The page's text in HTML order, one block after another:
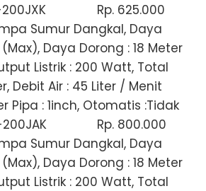
Rp. 625.000
Sumur Dangkal, Daya
Daya Dorong : 18 Meter
Listrik : 200 Watt, Total
Debit Air : 45 Liter / Menit
Pipa : 1inch, Otomatis :Tidak
Rp. 800.000
Sumur Dangkal, Daya
Daya Dorong : 18 Meter
Listrik : 200 Watt, Total